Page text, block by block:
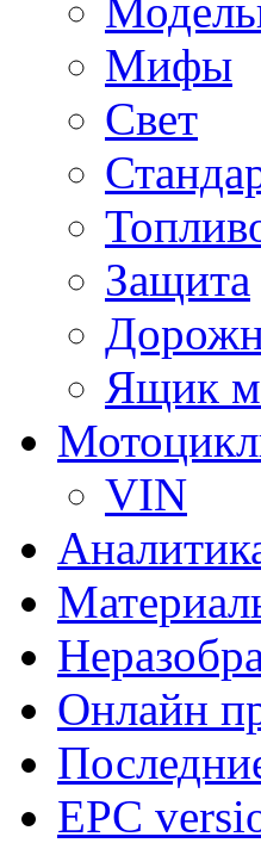
Мифы
Свет
Защита
Ящик
VIN
Онлайн
EPC